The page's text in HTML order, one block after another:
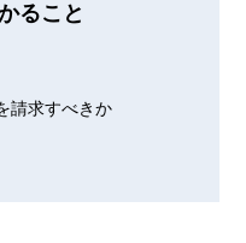
ること
請求すべきか